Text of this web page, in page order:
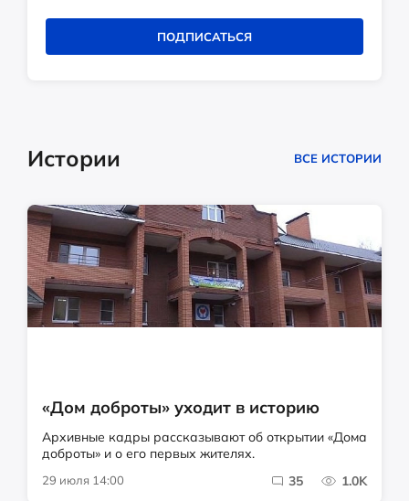
ПОДПИСАТЬСЯ
Истории ВСЕ ИСТОРИИ
«Дом доброты» уходит в историю
Архивные кадры рассказывают об открытии «Дома
доброты» и о его первых жителях.
29 июля 14:00 35 1.0K